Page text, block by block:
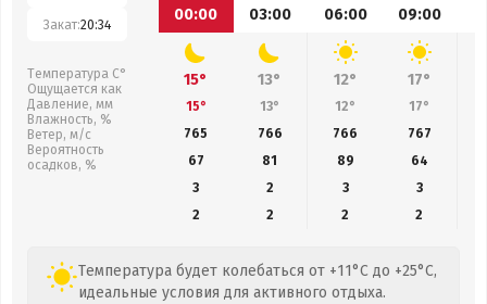
Закат:20:34
Температура С°
Ощущается как
Давление, мм
Влажность, %
Ветер, м/с
Вероятность
осадков, %
00:00
03:00 06:00 09:00
15° 13° 12° 17°
15° 13° 12° 17°
765
766 766 767
67
81 89 64
3
2 3
3
2
2 2 2
Температура будет колебаться от +11°C до +25°C,
идеальные условия для активного отдыха.